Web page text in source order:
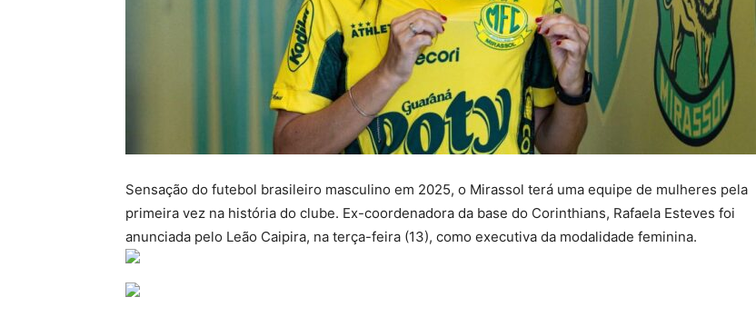
Sensação do futebol brasileiro masculino em 2025, o Mirassol terá uma equipe de mulheres pela
primeira vez na história do clube. Ex-coordenadora da base do Corinthians, Rafaela Esteves foi
anunciada pelo Leão Caipira, na terça-feira (13), como executiva da modalidade feminina.